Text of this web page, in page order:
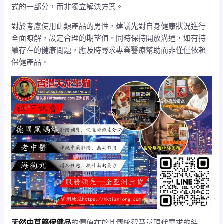
式的一部分，而非獨立解決方案。
對於考慮使用此類產品的男性，建議先對自身健康狀況進行
全面瞭解，設定合理的期望值。同時保持開放溝通，如有持
續存在的健康問題，應及時尋求專業醫療幫助而非僅僅依賴
保健產品。